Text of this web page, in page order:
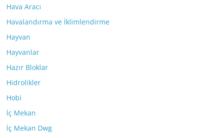
Hava Aracı
Havalandırma ve İklimlendirme
Hayvan
Hayvanlar
Hazır Bloklar
Hidrolikler
Hobi
İç Mekan
İç Mekan Dwg